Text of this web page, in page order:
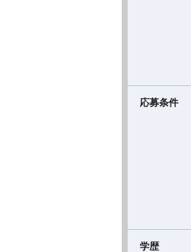
応募条件
学歴